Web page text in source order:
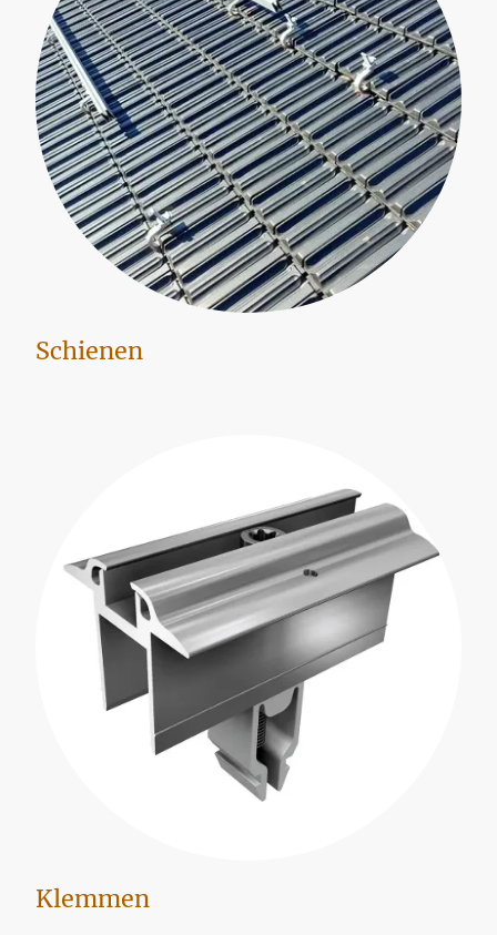
Schienen
Klemmen